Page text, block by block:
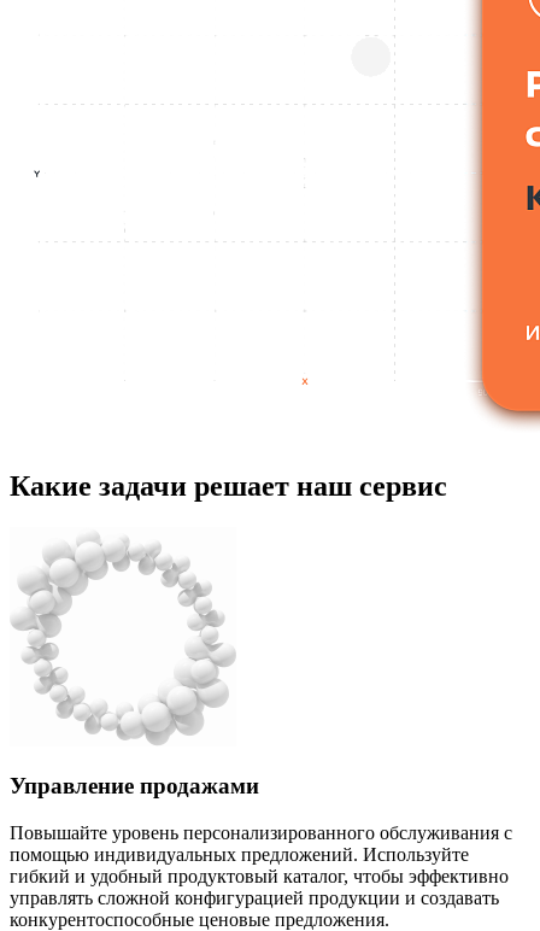
Какие задачи решает наш сервис
Управление продажами
Повышайте уровень персонализированного обслуживания с
помощью индивидуальных предложений. Используйте
гибкий и удобный продуктовый каталог, чтобы эффективно
управлять сложной конфигурацией продукции и создавать
конкурентоспособные ценовые предложения.